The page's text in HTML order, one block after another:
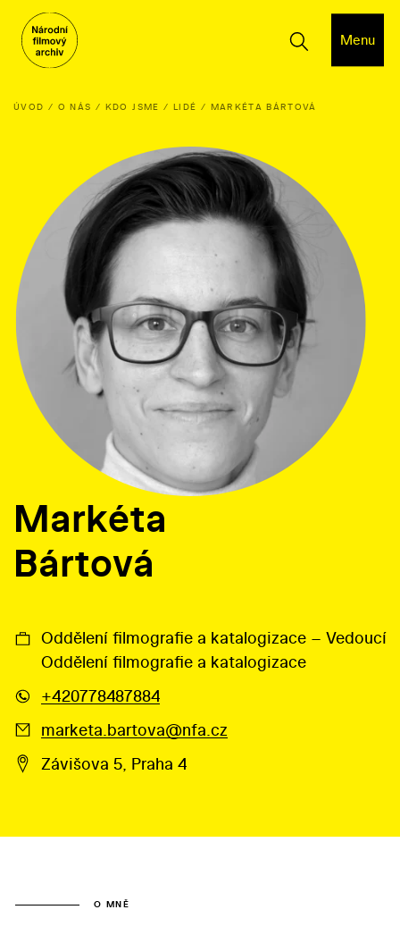
Menu
ÚVOD O NÁS KDO JSME LIDÉ MARKÉTA BÁRTOVÁ
Markéta
Bártová
Oddělení filmografie a katalogizace – Vedoucí
Oddělení filmografie a katalogizace
+420778487884
marketa.bartova@nfa.cz
Závišova 5, Praha 4
O MNĚ